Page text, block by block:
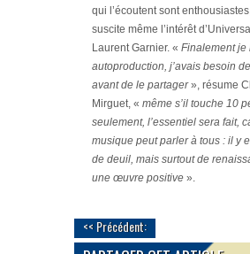
qui l’écoutent sont
suscite même l’intérêt
Laurent Garnier. « Finalement je
autoproduction, j’avais besoin
avant de le partager», résume
Mirguet, « même s’il touche 10
seulement, l’essentiel sera fait,
musique peut parler à tous : il y
de deuil, mais surtout de
une œuvre positive ».
<< Précédent: